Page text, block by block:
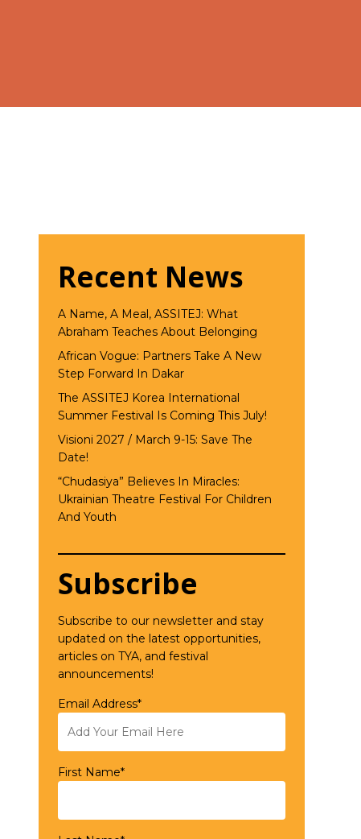
Recent News
A Name, A Meal, ASSITEJ: What
Abraham Teaches About Belonging
African Vogue: Partners Take A New
Step Forward In Dakar
The ASSITEJ Korea International
Summer Festival Is Coming This July!
Visioni 2027 / March 9-15: Save The
Date!
“Chudasiya” Believes In Miracles:
Ukrainian Theatre Festival For Children
And Youth
Subscribe
Subscribe to our newsletter and stay
updated on the latest opportunities,
articles on TYA, and festival
announcements!
Email Address*
First Name*